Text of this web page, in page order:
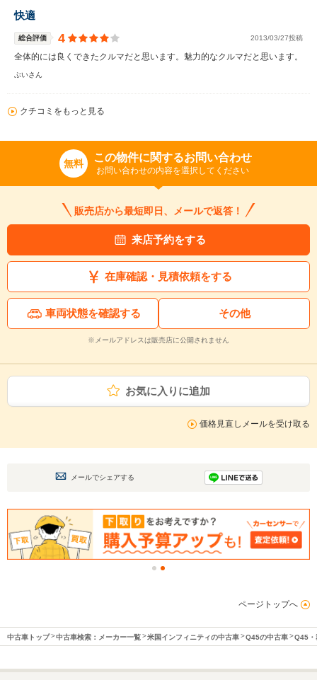
快適
総合評価 4 2013/03/27投稿
全体的には良くできたクルマだと思います。魅力的なクルマだと思います。
ぶいさん
クチコミをもっと見る
無料 この物件に関するお問い合わせ
お問い合わせの内容を選択してください
販売店から最短即日、メールで返答！
来店予約をする
在庫確認・見積依頼をする
車両状態を確認する その他
※メールアドレスは販売店に公開されません
お気に入りに追加
価格見直しメールを受け取る
メールでシェアする
ページトップへ
中古車トップ 中古車検索：メーカー一覧 米国インフィニティの中古車 Q45の中古車 Q45・